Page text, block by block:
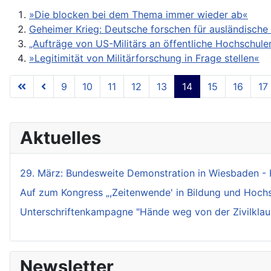
»Die blocken bei dem Thema immer wieder ab«
Geheimer Krieg: Deutsche forschen für ausländische
„Aufträge von US-Militärs an öffentliche
»Legitimität von Militärforschung in Frage stellen«
9 10 11 12 13 14 15 16 17
Aktuelles
29. März: Bundesweite Demonstration in Wiesbaden
Auf zum Kongress „,Zeitenwende' in Bildung und
Unterschriftenkampagne "Hände weg von der
Newsletter